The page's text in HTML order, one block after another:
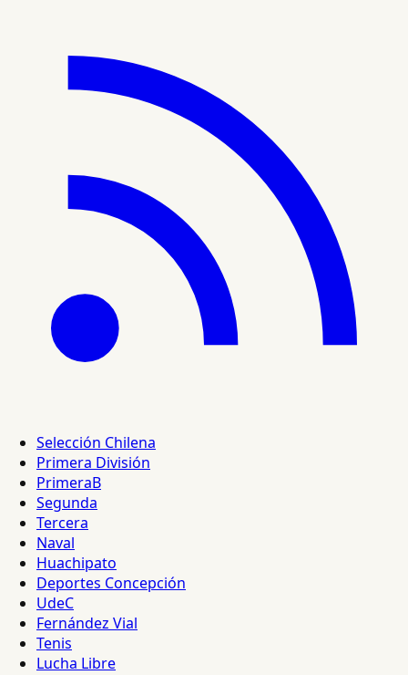
Selección Chilena
Primera División
PrimeraB
Segunda
Tercera
Naval
Huachipato
Deportes Concepción
UdeC
Fernández Vial
Tenis
Lucha Libre